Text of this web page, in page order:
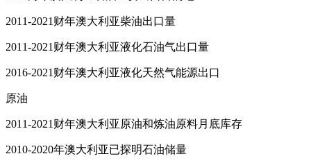
2011-2021财年澳大利亚柴油出口量
2011-2021财年澳大利亚液化石油气出口量
2016-2021财年澳大利亚液化天然气能源出口
原油
2011-2021财年澳大利亚原油和炼油原料月底库存
2010-2020年澳大利亚已探明石油储量